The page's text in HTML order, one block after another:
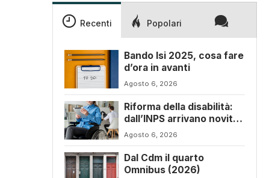
Recenti Popolari
Bando Isi 2025, cosa fare
d’ora in avanti
Agosto 6, 2026
Riforma della disabilità:
dall’INPS arrivano novità
sul progetto di vita
Agosto 6, 2026
Dal Cdm il quarto
Omnibus (2026)